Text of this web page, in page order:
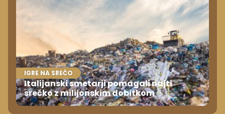
IGRE NA SREČO
Italijanski smetarji pomagali najti
srečko z milijonskim dobitkom